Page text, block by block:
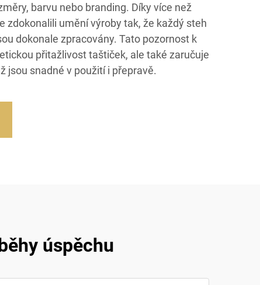
barvu nebo branding. Díky více než
zdokonalili umění výroby tak, že každý steh
dokonale zpracovány. Tato pozornost k
přitažlivost taštiček, ale také zaručuje
jsou snadné v použití i přepravě.
úspěchu